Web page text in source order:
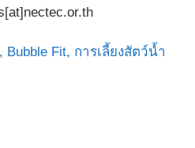
Bubble Fit, การเลี้ยงสัตว์น้ำ